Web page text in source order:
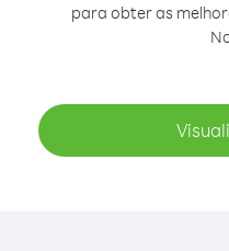
para obter as